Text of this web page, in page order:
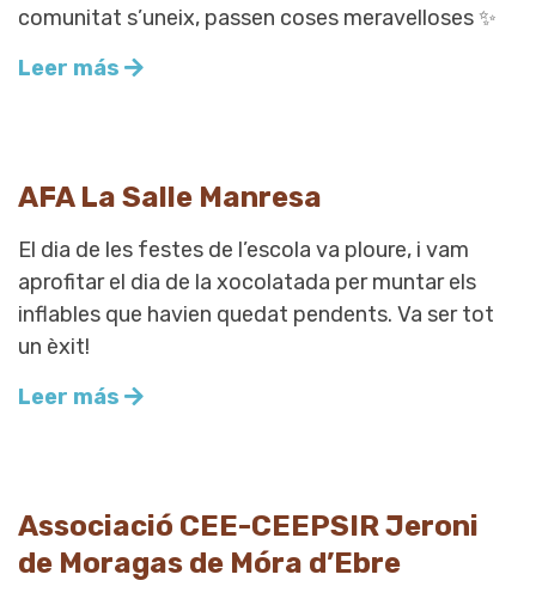
comunitat s’uneix, passen coses meravelloses ✨
Leer más
AFA La Salle Manresa
El dia de les festes de l’escola va ploure, i vam
aprofitar el dia de la xocolatada per muntar els
inflables que havien quedat pendents. Va ser tot
un èxit!
Leer más
Associació CEE-CEEPSIR Jeroni
de Moragas de Móra d’Ebre